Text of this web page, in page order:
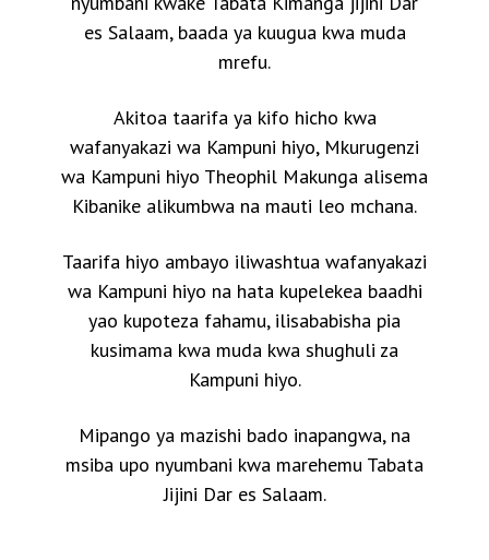
es Salaam, baada ya kuugua kwa muda
mrefu.
Akitoa taarifa ya kifo hicho kwa
wafanyakazi wa Kampuni hiyo, Mkurugenzi
wa Kampuni hiyo Theophil Makunga alisema
Kibanike alikumbwa na mauti leo mchana.
Taarifa hiyo ambayo iliwashtua wafanyakazi
wa Kampuni hiyo na hata kupelekea baadhi
yao kupoteza fahamu, ilisababisha pia
kusimama kwa muda kwa shughuli za
Kampuni hiyo.
Mipango ya mazishi bado inapangwa, na
msiba upo nyumbani kwa marehemu Tabata
Jijini Dar es Salaam.